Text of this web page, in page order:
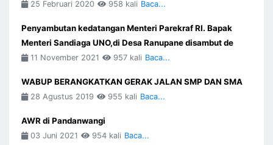
25 Februari 2020 958 kali Baca...
Penyambutan kedatangan Menteri Parekraf RI. Bapak
Menteri Sandiaga UNO,di Desa Ranupane disambut de
11 November 2021 957 kali Baca...
WABUP BERANGKATKAN GERAK JALAN SMP DAN SMA
28 Agustus 2019 955 kali Baca...
AWR di Pandanwangi
03 Juni 2021 954 kali Baca...